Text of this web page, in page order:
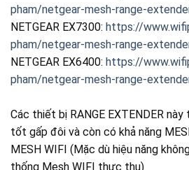
pham/netgear-mesh-range-
NETGEAR EX7300: https://
pham/netgear-mesh-range-
NETGEAR EX6400: https://
pham/netgear-mesh-range-
Các thiết bị RANGE EXTENDER
tốt gấp đôi và còn có khả năng
MESH WIFI (Mặc dù hiệu năng
thống Mesh WIFI thực thụ)